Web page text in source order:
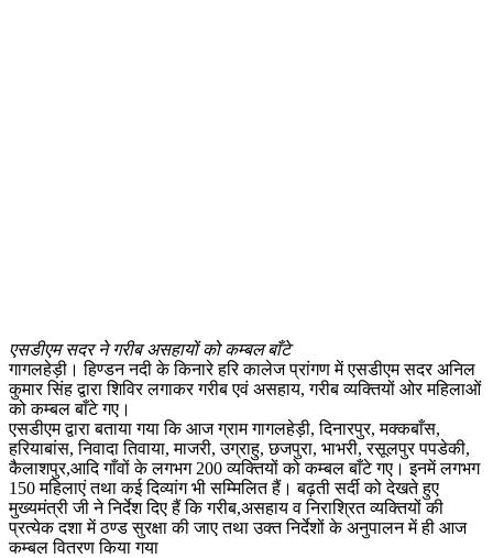
एसडीएम सदर ने गरीब असहायों को कम्बल बाँटे
गागलहेड़ी। हिण्डन नदी के किनारे हरि कालेज प्रांगण में एसडीएम सदर अनिल
कुमार सिंह द्वारा शिविर लगाकर गरीब एवं असहाय, गरीब व्यक्तियों ओर महिलाओं
को कम्बल बाँटे गए।
एसडीएम द्वारा बताया गया कि आज ग्राम गागलहेड़ी, दिनारपुर, मक्कबाँस,
हरियाबांस, निवादा तिवाया, माजरी, उग्राहु, छजपुरा, भाभरी, रसूलपुर पपडेकी,
कैलाशपुर,आदि गाँवों के लगभग 200 व्यक्तियों को कम्बल बाँटे गए। इनमें लगभग
150 महिलाएं तथा कई दिव्यांग भी सम्मिलित हैं। बढ़ती सर्दी को देखते हुए
मुख्यमंत्री जी ने निर्देश दिए हैं कि गरीब,असहाय व निराश्रित व्यक्तियों की
प्रत्येक दशा में ठण्ड सुरक्षा की जाए तथा उक्त निर्देशों के अनुपालन में ही आज
कम्बल वितरण किया गया